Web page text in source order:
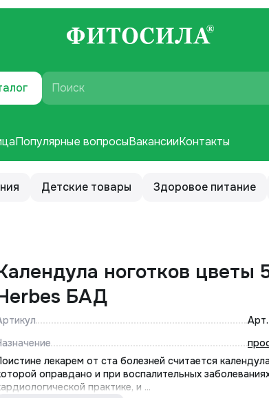
Популярные вопросыВакансииКонтакты
Поиск
Детские товары Здоровое питание
ноготков цветы
БАД
Арт.
лекарем от ста болезней считается
оправдано и при воспалительных
практике, и ...